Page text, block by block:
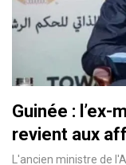
Guinée : l’ex-
revient aux
L'ancien ministre de